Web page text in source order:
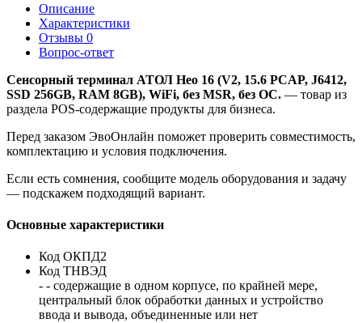
Описание
Характеристики
Отзывы 0
Вопрос-ответ
Сенсорный терминал АТОЛ Нео 16 (V2, 15.6 PCAP, J6412,
SSD 256GB, RAM 8GB), WiFi, без MSR, без ОС. — товар из
раздела POS-содержащие продукты для бизнеса.
Перед заказом ЭвоОнлайн поможет проверить совместимость,
комплектацию и условия подключения.
Если есть сомнения, сообщите модель оборудования и задачу
— подскажем подходящий вариант.
Основные характеристики
Код ОКПД2
Код ТНВЭД
- - содержащие в одном корпусе, по крайней мере,
центральный блок обработки данных и устройство
ввода и вывода, объединенные или нет